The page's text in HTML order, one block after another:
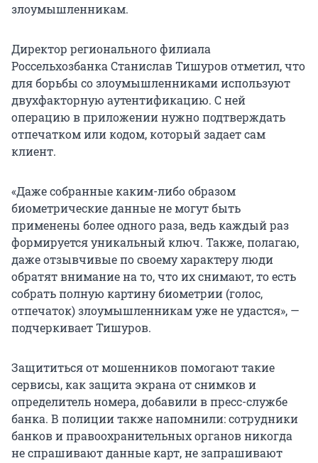
злоумышленникам.
Директор регионального филиала
Россельхозбанка Станислав Тишуров отметил, что
для борьбы со злоумышленниками используют
двухфакторную аутентификацию. С ней
операцию в приложении нужно подтверждать
отпечатком или кодом, который задает сам
клиент.
«Даже собранные каким-либо образом
биометрические данные не могут быть
применены более одного раза, ведь каждый раз
формируется уникальный ключ. Также, полагаю,
даже отзывчивые по своему характеру люди
обратят внимание на то, что их снимают, то есть
собрать полную картину биометрии (голос,
отпечаток) злоумышленникам уже не удастся», —
подчеркивает Тишуров.
Защититься от мошенников помогают такие
сервисы, как защита экрана от снимков и
определитель номера, добавили в пресс-службе
банка. В полиции также напомнили: сотрудники
банков и правоохранительных органов никогда
не спрашивают данные карт, не запрашивают